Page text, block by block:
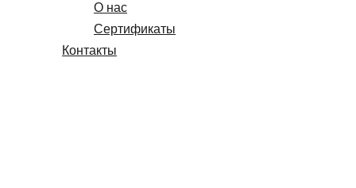
О нас
Сертификаты
Контакты